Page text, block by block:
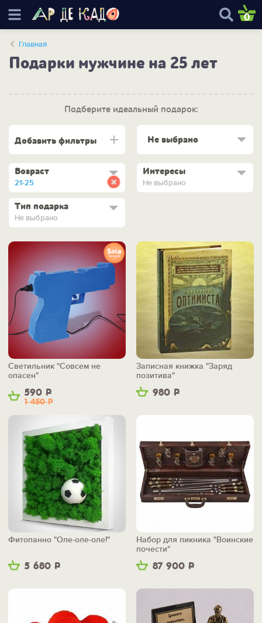
0
Главная
Подарки мужчине на 25 лет
Подберите идеальный подарок:
Добавить фильтры Не выбрано
Возраст
21-25
Интересы
Не выбрано
Тип подарка
Не выбрано
590 Р
1 450Р
Светильник "Совсем не
опасен"
980 Р
Записная книжка "Заряд
позитива"
5 680 Р
Фитопанно "Оле-оле-оле!"
87 900 Р
Набор для пикника "Воинские
почести"